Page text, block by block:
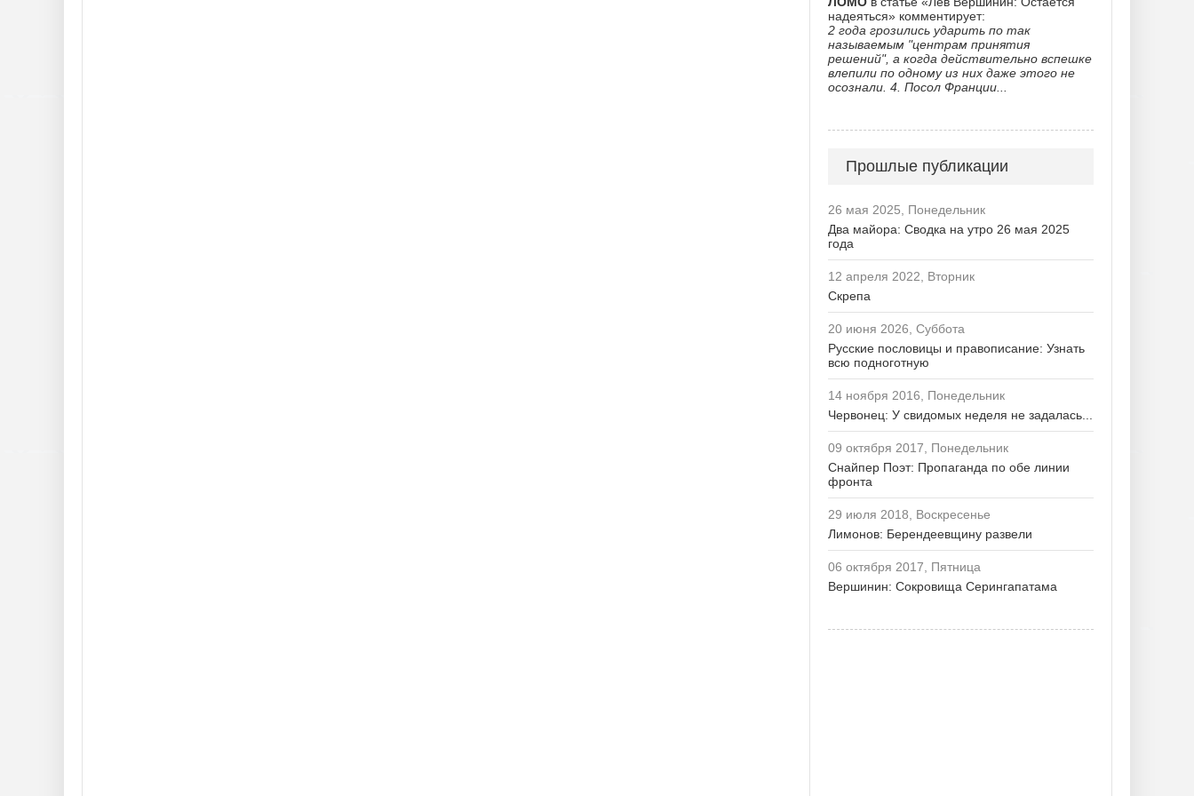
надеяться» комментирует:
2 года грозились ударить по так
называемым "центрам принятия
решений", а когда действительно вспешке
влепили по одному из них даже этого не
осознали. 4. Посол Франции...
Прошлые публикации
26 мая 2025, Понедельник
Два майора: Сводка на утро 26 мая 2025
года
12 апреля 2022, Вторник
Скрепа
20 июня 2026, Суббота
Русские пословицы и правописание: Узнать
всю подноготную
14 ноября 2016, Понедельник
Червонец: У свидомых неделя не задалась...
09 октября 2017, Понедельник
Снайпер Поэт: Пропаганда по обе линии
фронта
29 июля 2018, Воскресенье
Лимонов: Берендеевщину развели
06 октября 2017, Пятница
Вершинин: Сокровища Серингапатама